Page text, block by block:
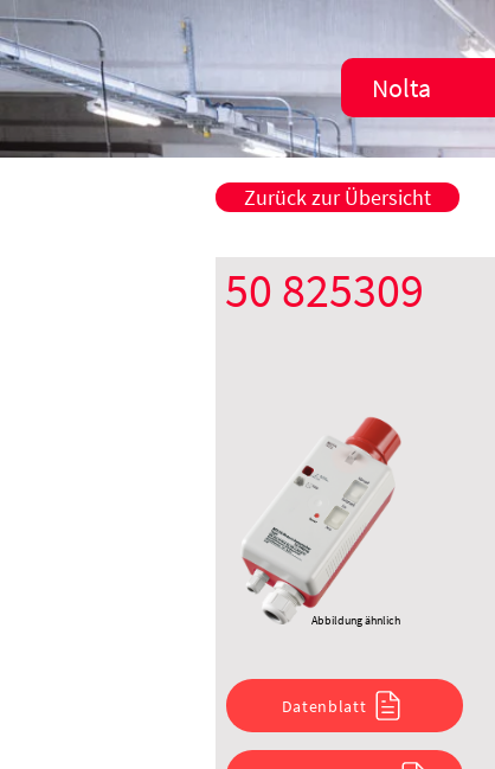
Nolta
Zurück zur Übersicht
50 825309
Abbildung ähnlich
Datenblatt